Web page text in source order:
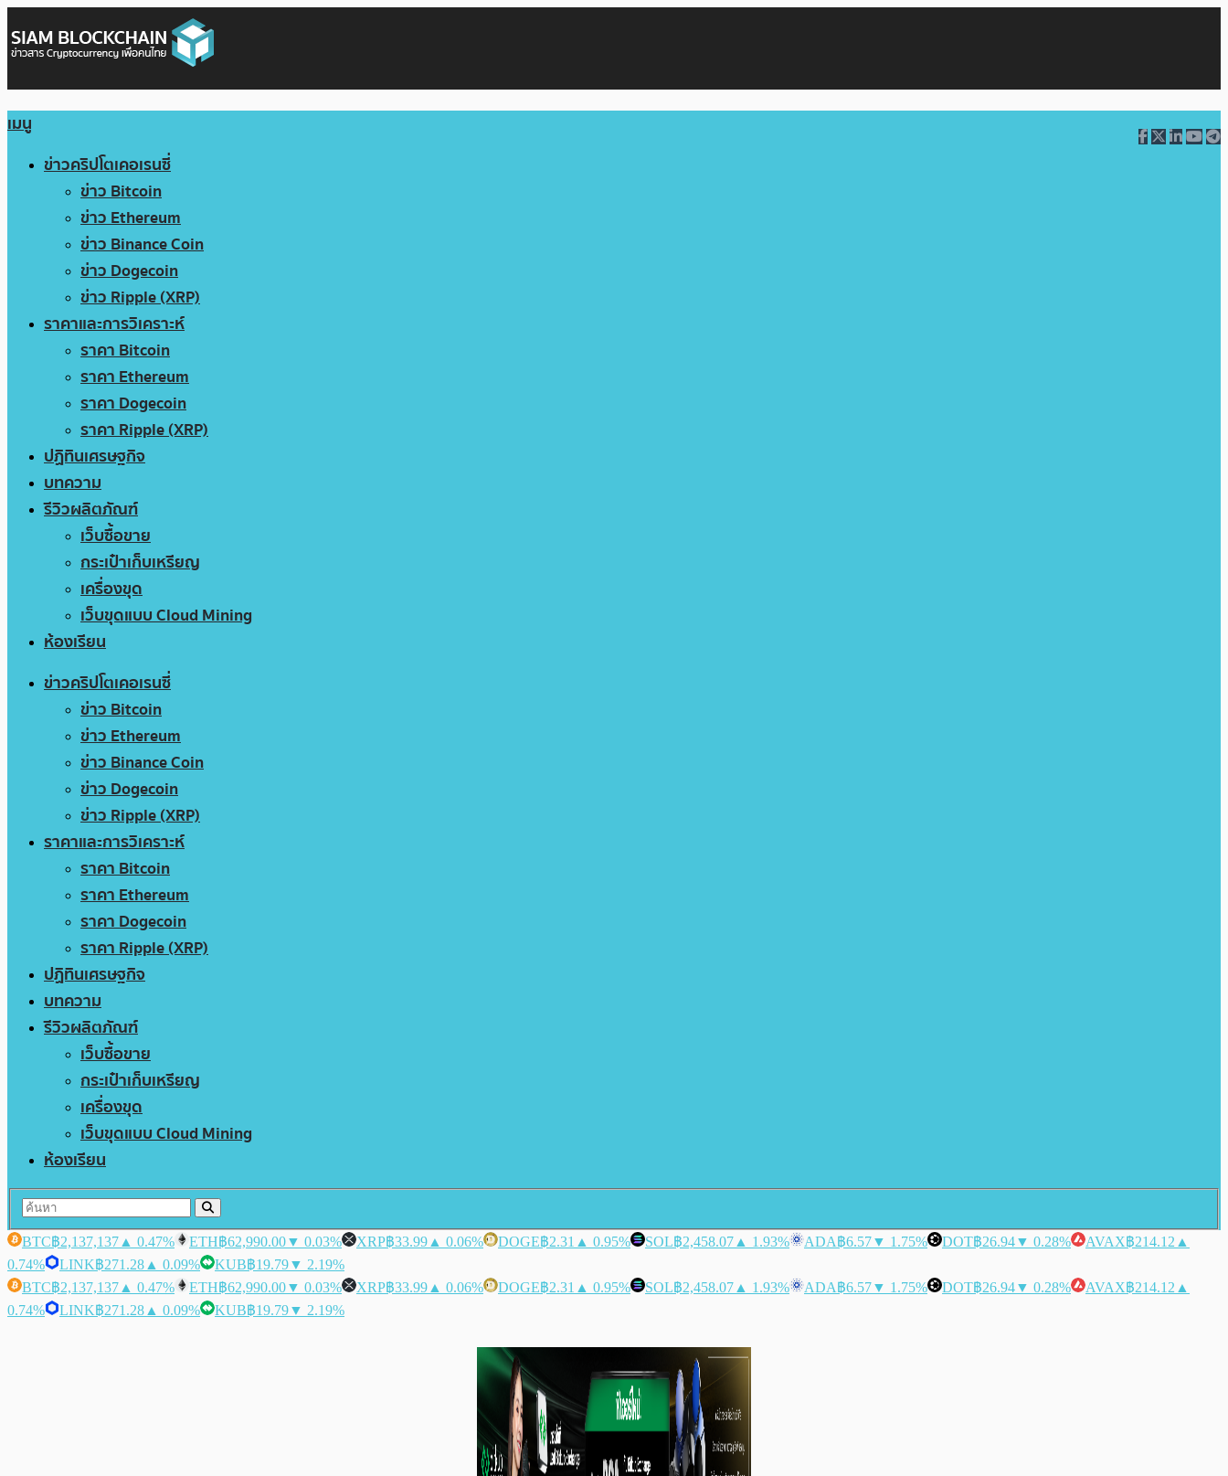
เมนู
ข่าวคริปโตเคอเรนซี่
ข่าว Bitcoin
ข่าว Ethereum
ข่าว Binance Coin
ข่าว Dogecoin
ข่าว Ripple (XRP)
ราคาและการวิเคราะห์
ราคา Bitcoin
ราคา Ethereum
ราคา Dogecoin
ราคา Ripple (XRP)
ปฏิทินเศรษฐกิจ
บทความ
รีวิวผลิตภัณฑ์
เว็บซื้อขาย
กระเป๋าเก็บเหรียญ
เครื่องขุด
เว็บขุดแบบ Cloud Mining
ห้องเรียน
ข่าวคริปโตเคอเรนซี่
ข่าว Bitcoin
ข่าว Ethereum
ข่าว Binance Coin
ข่าว Dogecoin
ข่าว Ripple (XRP)
ราคาและการวิเคราะห์
ราคา Bitcoin
ราคา Ethereum
ราคา Dogecoin
ราคา Ripple (XRP)
ปฏิทินเศรษฐกิจ
บทความ
รีวิวผลิตภัณฑ์
เว็บซื้อขาย
กระเป๋าเก็บเหรียญ
เครื่องขุด
เว็บขุดแบบ Cloud Mining
ห้องเรียน
BTC฿2,137,137 ▲ 0.47% ETH฿62,990.00▼ 0.03% XRP฿33.99 ▲ 0.06% DOGE฿2.31 ▲ 0.95% SOL฿2,458.07 ▲ 1.93% ADA฿6.57▼ 1.75% DOT฿26.94▼ 0.28% AVAX฿214.12 ▲
0.74%
LINK฿271.28 ▲ 0.09% KUB฿19.79▼ 2.19%
BTC฿2,137,137 ▲ 0.47% ETH฿62,990.00▼ 0.03% XRP฿33.99 ▲ 0.06% DOGE฿2.31 ▲ 0.95% SOL฿2,458.07 ▲ 1.93% ADA฿6.57▼ 1.75% DOT฿26.94▼ 0.28% AVAX฿214.12 ▲
0.74%
LINK฿271.28 ▲ 0.09% KUB฿19.79▼ 2.19%